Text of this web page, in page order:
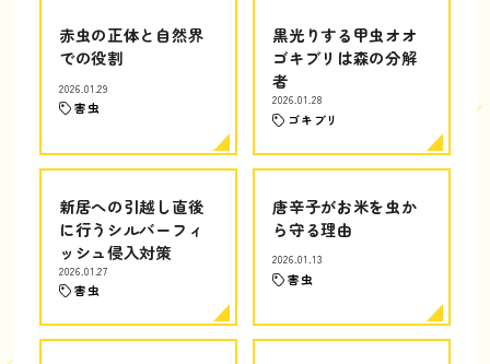
赤虫の正体と自然界
での役割
2026.01.29
害虫
黒光りする甲虫オオ
ゴキブリは森の分解
者
2026.01.28
ゴキブリ
新居への引越し直後
に行うシルバーフィ
ッシュ侵入対策
2026.01.27
害虫
唐辛子がお米を虫か
ら守る理由
2026.01.13
害虫